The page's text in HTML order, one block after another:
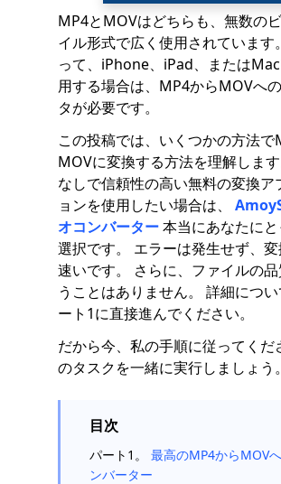
MP4とMOVはどちらも、無数の
イル形式で広く使用されています
って、iPhone、iPad、または
用する場合は、MP4からMOVへ
タが必要です。
この投稿では、いくつかの方法で
MOVに変換する方法を理解しま
なしで信頼性の高い無料の変換ア
ョンを使用したい場合は、
オコンバーター本当にあなたに
選択です。 エラーは発生せず、
速いです。 さらに、ファイルの
うことはありません。 詳細につ
ート1に直接進んでください。
だから今、私の手順に従ってくだ
のタスクを一緒に実行しましょう。
目次
パート1。 最高のMP4からMOV
ンバーター